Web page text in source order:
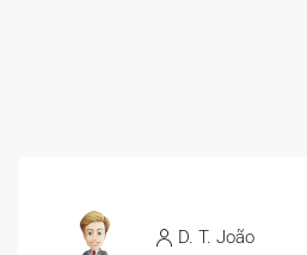
D. T. João